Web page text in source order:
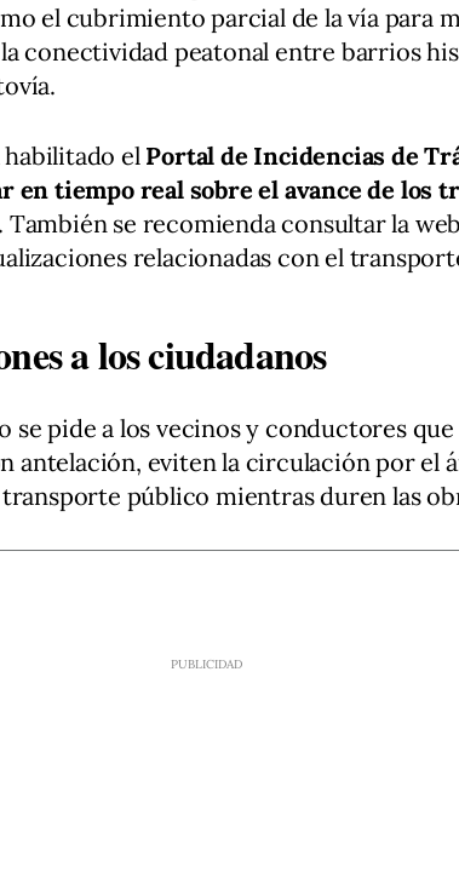
el cubrimiento parcial de la vía para
conectividad peatonal entre barrios
el Portal de Incidencias de
en tiempo real sobre el avance de los
. También se recomienda consultar la
relacionadas con el
a los ciudadanos
se pide a los vecinos y conductores
antelación, eviten la circulación por el
público mientras duren las